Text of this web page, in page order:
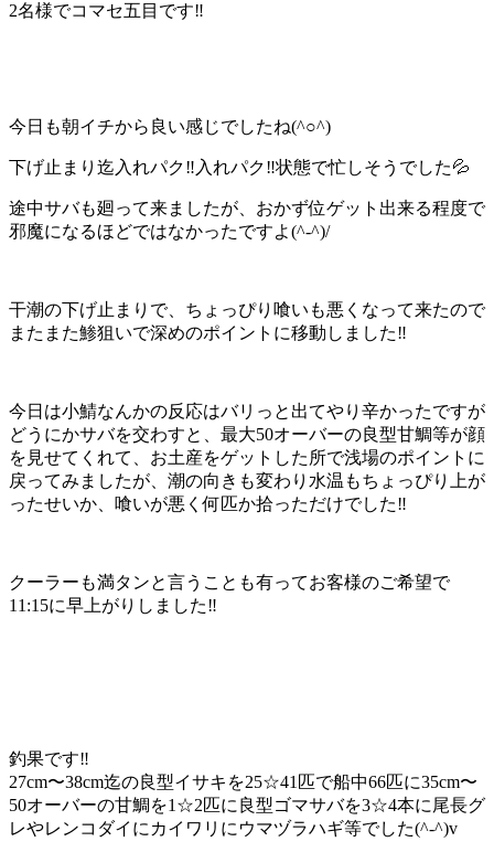
2名様でコマセ五目です‼️
今日も朝イチから良い感じでしたね(^○^)
下げ止まり迄入れパク‼️入れパク‼️状態で忙しそうでした💦
途中サバも廻って来ましたが、おかず位ゲット出来る程度で
邪魔になるほどではなかったですよ(^-^)/
干潮の下げ止まりで、ちょっぴり喰いも悪くなって来たので
またまた鯵狙いで深めのポイントに移動しました‼️
今日は小鯖なんかの反応はバリっと出てやり辛かったですが
どうにかサバを交わすと、最大50オーバーの良型甘鯛等が顔
を見せてくれて、お土産をゲットした所で浅場のポイントに
戻ってみましたが、潮の向きも変わり水温もちょっぴり上が
ったせいか、喰いが悪く何匹か拾っただけでした‼️
クーラーも満タンと言うことも有ってお客様のご希望で
11:15に早上がりしました‼️
釣果です‼️
27cm〜38cm迄の良型イサキを25☆41匹で船中66匹に35cm〜
50オーバーの甘鯛を1☆2匹に良型ゴマサバを3☆4本に尾長グ
レやレンコダイにカイワリにウマヅラハギ等でした(^-^)v